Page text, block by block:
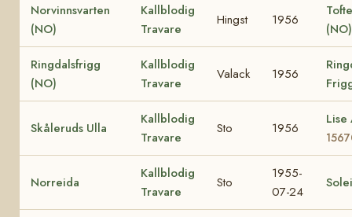
Norvinnsvarten
(NO)
Kallblodig
Travare
Hingst 1956
(NO)
Ringdalsfrigg
(NO)
Kallblodig
Travare
Valack 1956
Skåleruds Ulla
Kallblodig
Travare
Sto 1956
Lise
Norreida
Kallblodig
Travare
Sto
1955-
07-24